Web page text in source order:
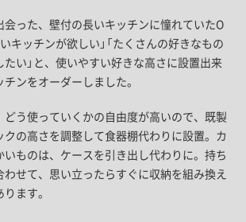
った、壁付の長いキッチンに憧れていたO
キッチンが欲しい」「たくさんの好きなもの
い」と、使いやすい好きな高さに設置出来
ンをオーダーしました。
どう使っていくかの自由度が高いので、既製
の高さを調整して食器棚代わりに設置。カ
いものは、ケースを引き出し代わりに。持ち
せて、思い立ったらすぐに収納を組み換え
ます。